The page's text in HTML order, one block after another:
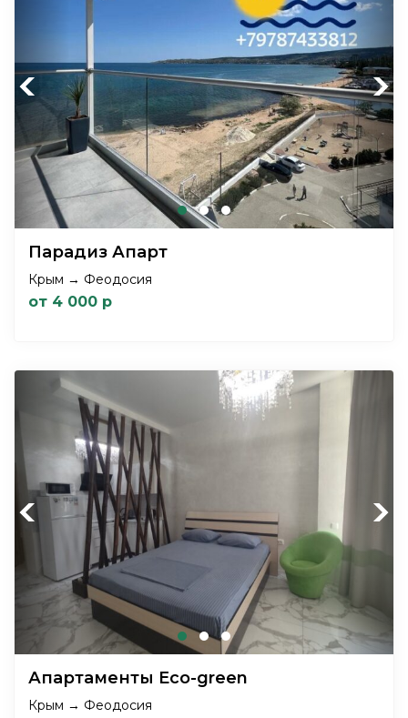
Previous Next
Парадиз Апарт
Крым → Феодосия
от 4 000 р
Previous Next
Апартаменты Eco-green
Крым → Феодосия